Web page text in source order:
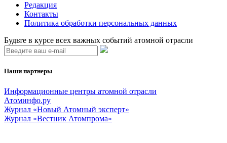
Редакция
Контакты
Политика обработки персональных данных
Будьте в курсе всех важных событий атомной отрасли
Наши партнеры
Информационные центры атомной отрасли
Атоминфо.ру
Журнал «Новый Атомный эксперт»
Журнал «Вестник Атомпрома»